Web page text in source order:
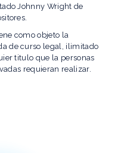
Johnny Wright de
como objeto la
de curso legal, ilimitado
titulo que la personas
requieran realizar.